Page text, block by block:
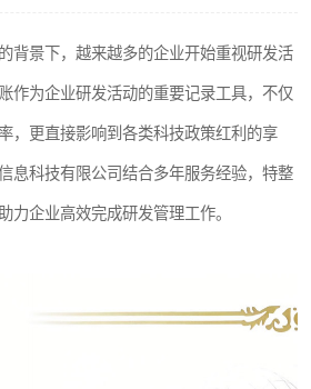
背景下，越来越多的企业开始重视研发活
作为企业研发活动的重要记录工具，不仅
，更直接影响到各类科技政策红利的享
息科技有限公司结合多年服务经验，特整
力企业高效完成研发管理工作。